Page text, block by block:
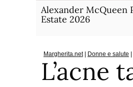
Alexander McQueen
Estate 2026
Margherita.net| Donne e salute |
L’acne